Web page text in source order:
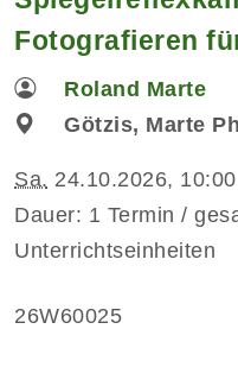
Fotografieren
Roland Marte
Götzis, Marte
Sa. 24.10.2026,
Dauer: 1 Termin /
Unterrichtseinheiten
26W60025